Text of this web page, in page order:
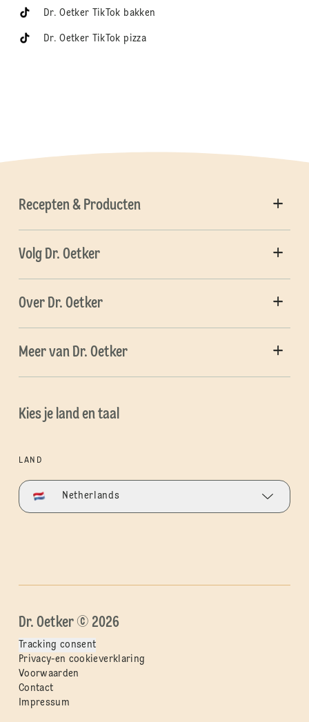
Dr. Oetker TikTok bakken
Dr. Oetker TikTok pizza
Recepten & Producten
Volg Dr. Oetker
Over Dr. Oetker
Meer van Dr. Oetker
Kies je land en taal
LAND
Netherlands
Dr. Oetker © 2026
Tracking consent
Privacy-en cookieverklaring
Voorwaarden
Contact
Impressum